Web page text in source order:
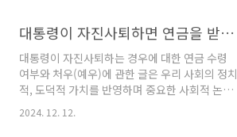
대통령이 자진사퇴하면 연금을 받을 수 있을까? (정의, 절차, 연금수령 여부, 예우 등)
대통령이 자진사퇴하는 경우에 대한 연금 수령
여부와 처우(예우)에 관한 글은 우리 사회의 정치
적, 도덕적 가치를 반영하며 중요한 사회적 논쟁
으로 떠오를 수 있습니다. 오늘은 이 주제에 대해
살펴보겠습니다. 1. 자진사퇴의 정의자진사퇴
2024. 12. 12.